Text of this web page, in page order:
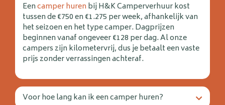
Eencamper huren bij H&K Camperverhuur kost
tussen de €750 en €1.275 per week, afhankelijk van
het seizoen en het type camper. Dagprijzen
beginnen vanaf ongeveer €128 per dag. Al onze
campers zijn kilometervrij, dus je betaalt een vaste
prijs zonder verrassingen achteraf.
Voor hoe lang kan ik een camper huren?